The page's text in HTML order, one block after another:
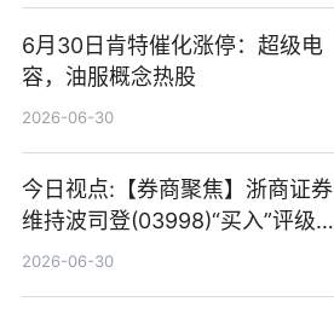
6月30日肯特催化涨停：超级电
容，油服概念热股
2026-06-30
今日视点:【券商聚焦】浙商证券
维持波司登(03998)“买入”评级
指其业绩高质量稳增长
2026-06-30